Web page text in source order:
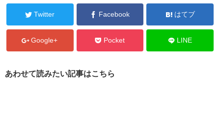
Twitter Facebook はてブ
Google+ Pocket LINE
あわせて読みたい記事はこちら